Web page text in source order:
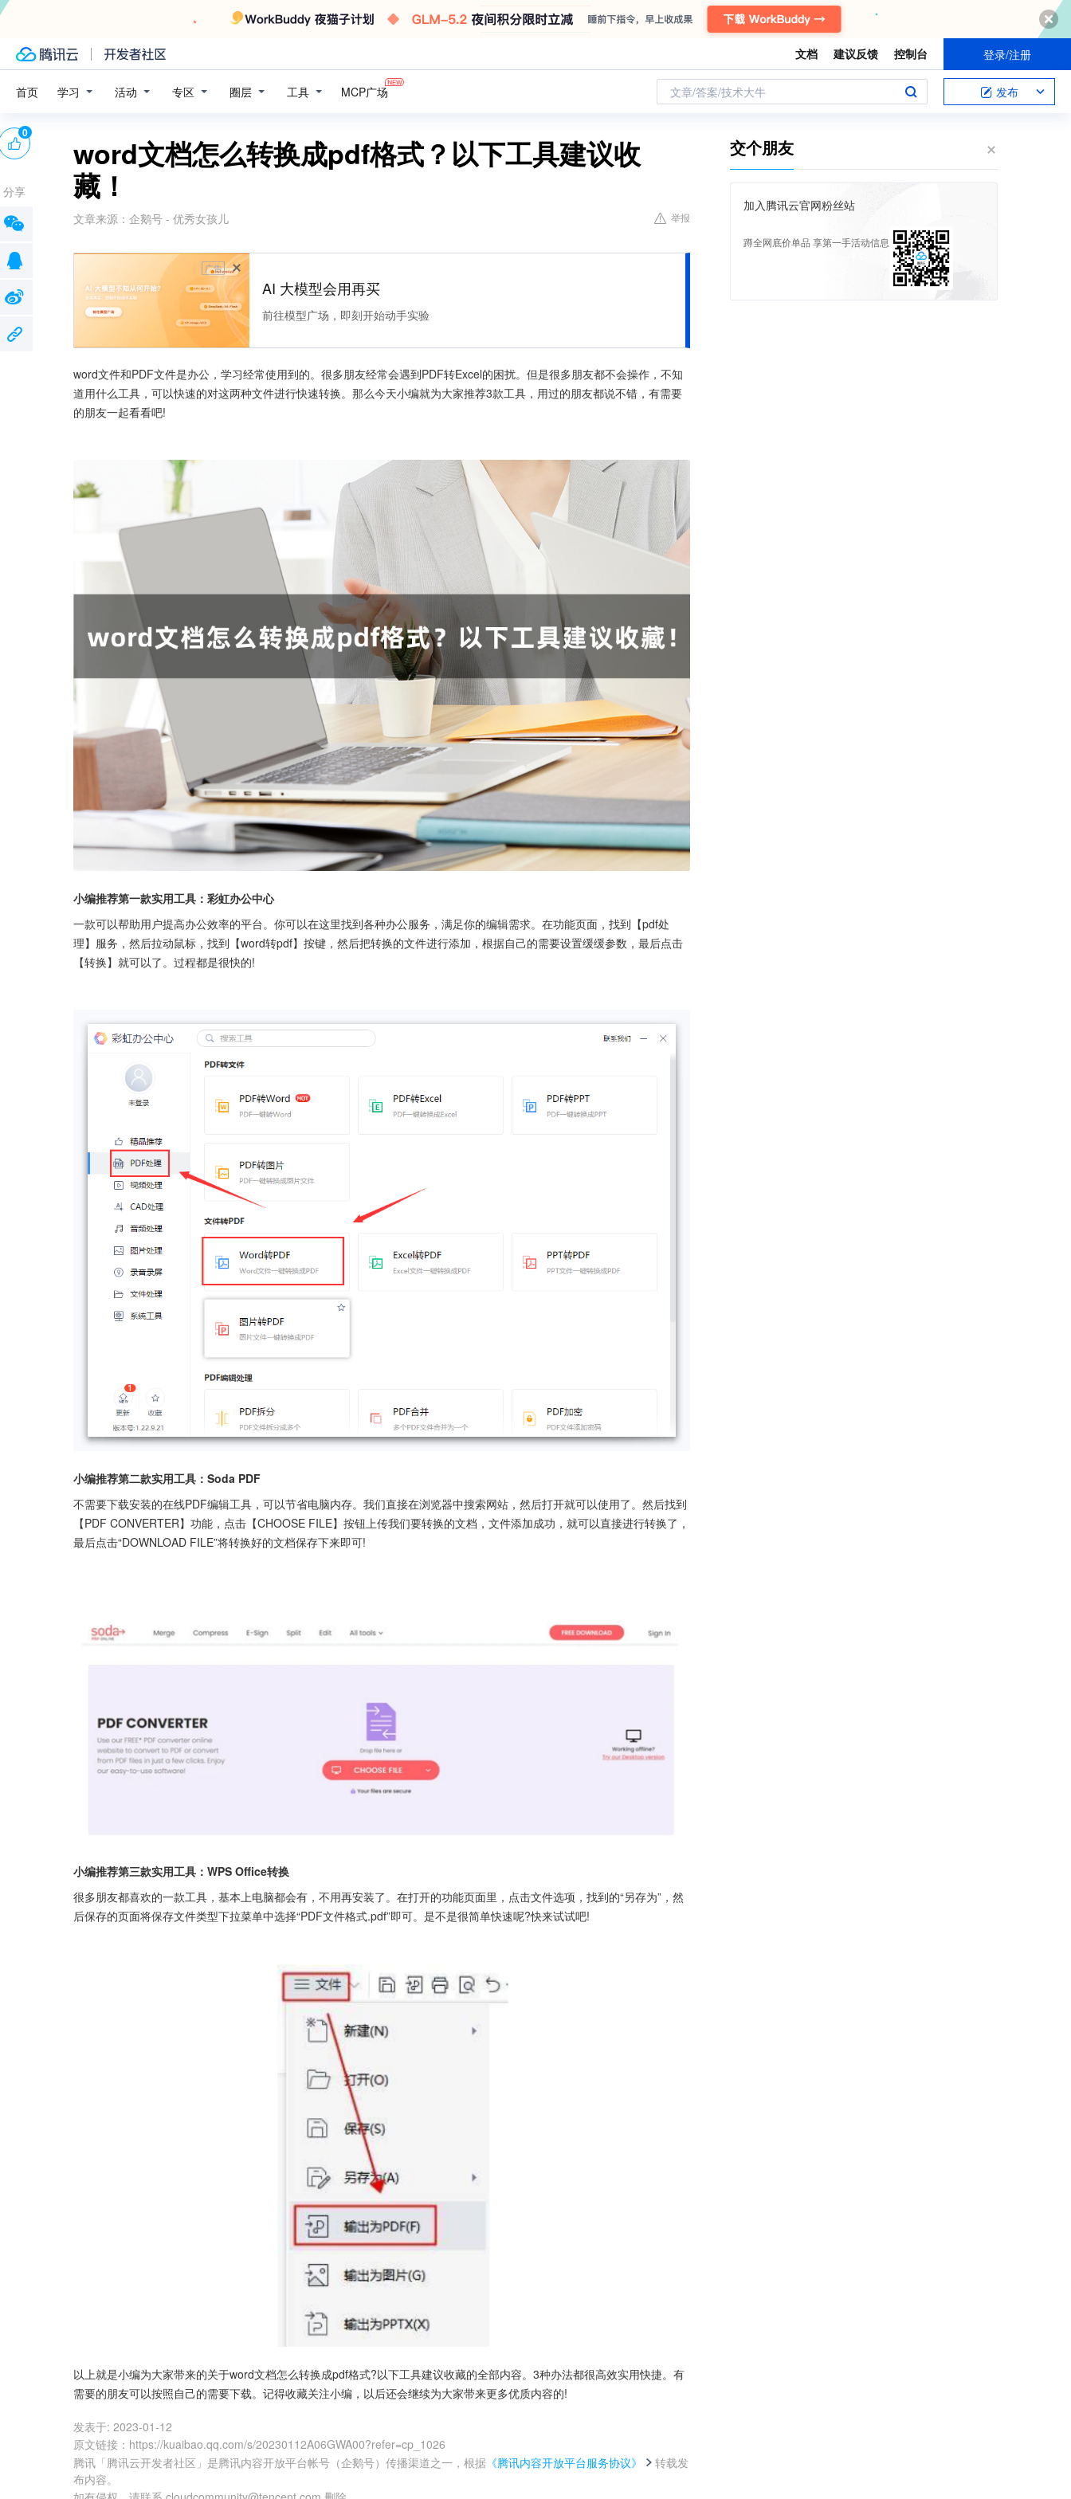
文档 建议反馈 控制台 登录/注册
首页 学习 活动 专区 圈层 工具 MCP广场 文章/答案/技术大牛 发布
word文档怎么转换成pdf格式？以下工具建议收
藏！
文章来源： 企鹅号 - 优秀女孩儿 举报
广告
AI 大模型会用再买
前往模型广场，即刻开始动手实验
word文件和PDF文件是办公，学习经常使用到的。很多朋友经常会遇到PDF转Excel的困扰。但是很多朋友都不会操作，不知
道用什么工具，可以快速的对这两种文件进行快速转换。那么今天小编就为大家推荐3款工具，用过的朋友都说不错，有需要
的朋友一起看看吧!
小编推荐第一款实用工具：彩虹办公中心
一款可以帮助用户提高办公效率的平台。你可以在这里找到各种办公服务，满足你的编辑需求。在功能页面，找到【pdf处
理】服务，然后拉动鼠标，找到【word转pdf】按键，然后把转换的文件进行添加，根据自己的需要设置缓缓参数，最后点击
【转换】就可以了。过程都是很快的!
小编推荐第二款实用工具：Soda PDF
不需要下载安装的在线PDF编辑工具，可以节省电脑内存。我们直接在浏览器中搜索网站，然后打开就可以使用了。然后找到
【PDF CONVERTER】功能，点击【CHOOSE FILE】按钮上传我们要转换的文档，文件添加成功，就可以直接进行转换了，
最后点击“DOWNLOAD FILE”将转换好的文档保存下来即可!
小编推荐第三款实用工具：WPS Office转换
很多朋友都喜欢的一款工具，基本上电脑都会有，不用再安装了。在打开的功能页面里，点击文件选项，找到的“另存为”，然
后保存的页面将保存文件类型下拉菜单中选择“PDF文件格式.pdf”即可。是不是很简单快速呢?快来试试吧!
以上就是小编为大家带来的关于word文档怎么转换成pdf格式?以下工具建议收藏的全部内容。3种办法都很高效实用快捷。有
需要的朋友可以按照自己的需要下载。记得收藏关注小编，以后还会继续为大家带来更多优质内容的!
发表于: 2023-01-12
原文链接 ： https://kuaibao.qq.com/s/20230112A06GWA00?refer=cp_1026
腾讯「腾讯云开发者社区」是腾讯内容开放平台帐号（企鹅号）传播渠道之一，根据 《腾讯内容开放平台服务协议》
转载发
布内容。
0
分享
交个朋友
加入腾讯云官网粉丝站
蹲全网底价单品 享第一手活动信息